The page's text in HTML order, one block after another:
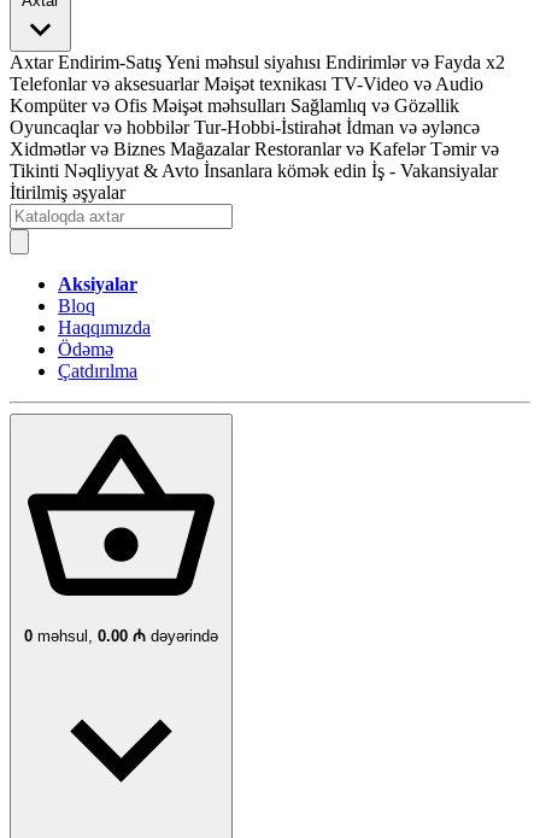
Axtar Endirim-SatışYeni məhsul siyahısı Endirimlər və Fayda x2
Telefonlar və aksesuarlar Məişət texnikası TV-Video və Audio
Kompüter və Ofis Məişət məhsulları Sağlamlıq və Gözəllik
Oyuncaqlar və hobbilər Tur-Hobbi-İstirahət İdman və əyləncə
Xidmətlər və Biznes Mağazalar Restoranlar və Kafelər Təmir və
Tikinti Nəqliyyat & Avto İnsanlara kömək edin İş - Vakansiyalar
İtirilmiş əşyalar
Aksiyalar
Bloq
Haqqımızda
Ödəmə
Çatdırılma
0 məhsul, 0.00 ₼ dəyərində